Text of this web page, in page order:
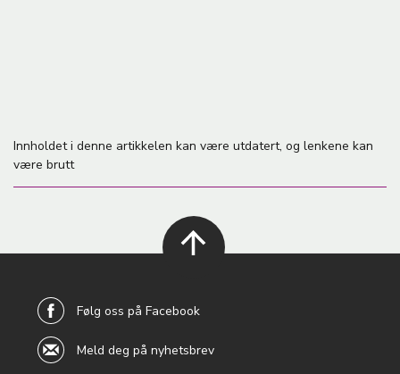
Innholdet i denne artikkelen kan være utdatert, og lenkene kan
være brutt
Følg oss på Facebook
Meld deg på nyhetsbrev